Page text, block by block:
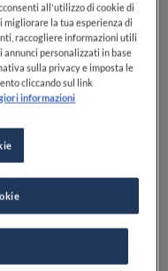
zuccherini e
Itipi di uva
quello più
sanno che l’Italia
di uva da tavola.
uva da tavola
tipi di uva
da vino, per
specie
anche varietà da
come
tra levarietà di uva
all'utilizzo di cookie di
migliorare la tua esperienza di
raccogliere informazioni utili
personalizzati in base
sulla privacy e imposta le
cliccando sul link
informazioni